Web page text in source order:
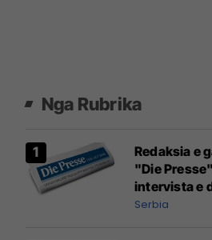
Nga Rubrika
Redaksia e
"Die
intervista e
Serbia